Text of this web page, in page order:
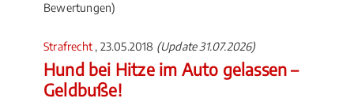
Bewertungen)
Strafrecht , 23.05.2018 (Update 31.07.2026)
Hund bei Hitze im Auto gelassen –
Geldbuße!